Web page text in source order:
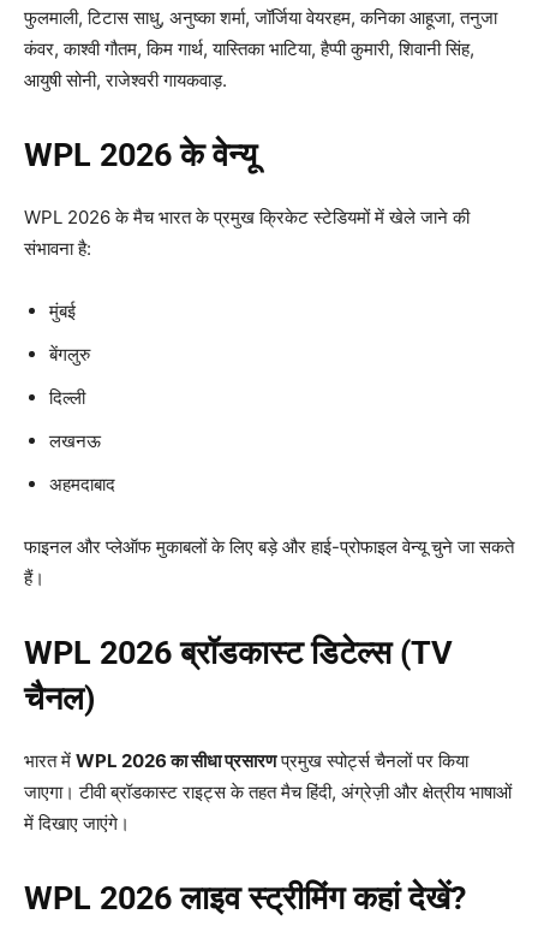
फुलमाली, टिटास साधु, अनुष्का शर्मा, जॉर्जिया वेयरहम, कनिका आहूजा, तनुजा
कंवर, काश्वी गौतम, किम गार्थ, यास्तिका भाटिया, हैप्पी कुमारी, शिवानी सिंह,
आयुषी सोनी, राजेश्वरी गायकवाड़.​
WPL 2026के वेन्यू
WPL 2026 के मैच भारत के प्रमुख क्रिकेट स्टेडियमों में खेले जाने की
संभावना है:
मुंबई
बेंगलुरु
दिल्ली
लखनऊ
अहमदाबाद
फाइनल और प्लेऑफ मुकाबलों के लिए बड़े और हाई-प्रोफाइल वेन्यू चुने जा सकते
हैं।
WPL 2026ब्रॉडकास्ट डिटेल्स (TV
चैनल)
भारत में WPL 2026का सीधा प्रसारणप्रमुख स्पोर्ट्स चैनलों पर किया
जाएगा। टीवी ब्रॉडकास्ट राइट्स के तहत मैच हिंदी, अंग्रेज़ी और क्षेत्रीय भाषाओं
में दिखाए जाएंगे।
WPL 2026लाइव स्ट्रीमिंग कहां देखें?